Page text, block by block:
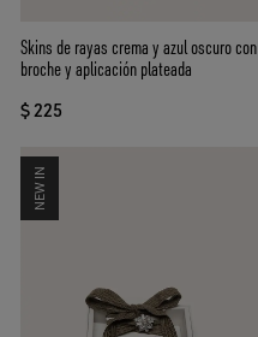
Skins de rayas crema y azul oscuro con
broche y aplicación plateada
$ 225
NEW IN